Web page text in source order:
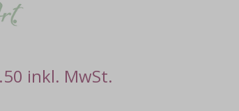
inkl. MwSt.